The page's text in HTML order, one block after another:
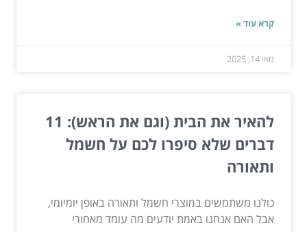
קרא עוד »
מאי 14, 2025
להאיר את הבית (וגם את הראש): 11
דברים שלא סיפרו לכם על חשמל
ותאורה
כולנו משתמשים במוצרי חשמל ותאורה באופן יומיומי,
אבל האם אנחנו באמת יודעים מה עומד מאחורי